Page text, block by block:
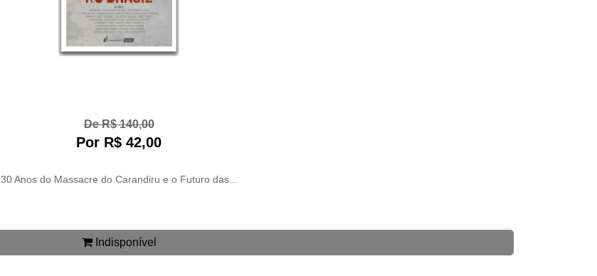
De R$ 140,00
Por R$ 42,00
30 Anos do Massacre do Carandiru e o Futuro das...
Indisponível